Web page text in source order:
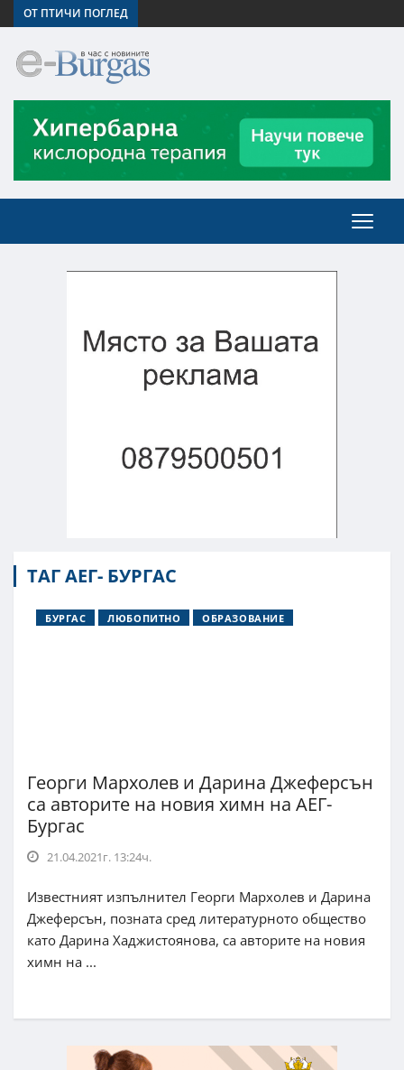
ОТ ПТИЧИ ПОГЛЕД
ТАГ АЕГ- БУРГАС
БУРГАС ЛЮБОПИТНО ОБРАЗОВАНИЕ
Георги Мархолев и Дарина Джеферсън
са авторите на новия химн на АЕГ-
Бургас
21.04.2021г. 13:24ч.
Известният изпълнител Георги Мархолев и Дарина
Джеферсън, позната сред литературното общество
като Дарина Хаджистоянова, са авторите на новия
химн на ...